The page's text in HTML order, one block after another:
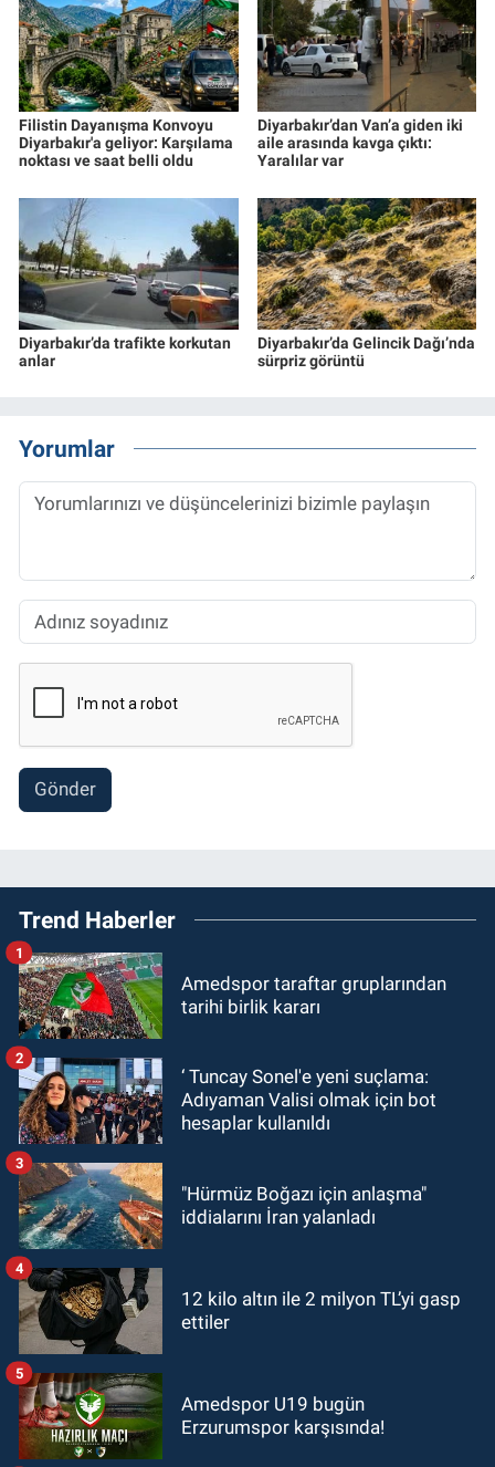
Filistin Dayanışma Konvoyu
Diyarbakır'a geliyor: Karşılama
noktası ve saat belli oldu
Diyarbakır’dan Van’a giden iki
aile arasında kavga çıktı:
Yaralılar var
Diyarbakır’da trafikte korkutan
anlar
Diyarbakır’da Gelincik Dağı’nda
sürpriz görüntü
Yorumlar
Gönder
Trend Haberler
Amedspor taraftar gruplarından
tarihi birlik kararı
1
‘ Tuncay Sonel'e yeni suçlama:
Adıyaman Valisi olmak için bot
hesaplar kullanıldı
2
"Hürmüz Boğazı için anlaşma"
iddialarını İran yalanladı
3
12 kilo altın ile 2 milyon TL’yi gasp
ettiler
4
Amedspor U19 bugün
Erzurumspor karşısında!
5